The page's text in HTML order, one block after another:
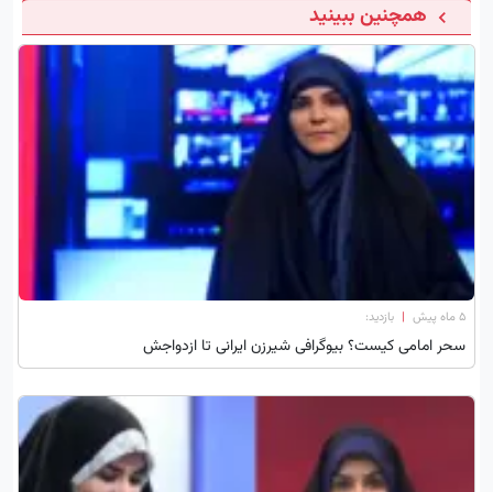
همچنین ببینید
۵ ماه پیش | بازدید:
سحر امامی کیست؟ بیوگرافی شیرزن ایرانی تا ازدواجش